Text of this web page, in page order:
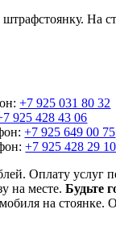
штрафстоянку. На
+7 925 031 80 32
925 428 43 06
+7 925 649 00 75
+7 925 428 29 10
Оплату
на месте.Будьте
на